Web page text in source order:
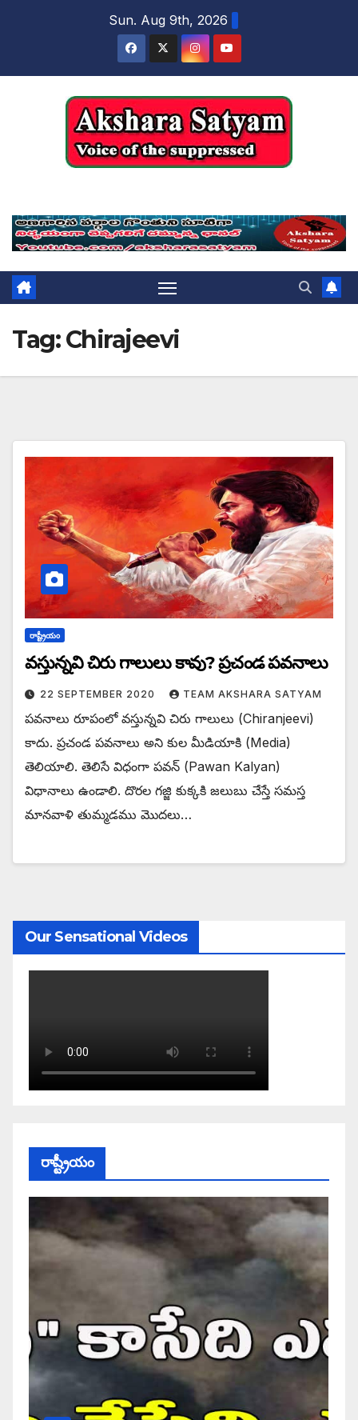
Sun. Aug 9th, 2026
Tag:Chirajeevi
రాష్ట్రీయం
వస్తున్నవి చిరు గాలులు కావు? ప్రచండ పవనాలు
22 SEPTEMBER 2020 TEAM AKSHARA SATYAM
పవనాలు రూపంలో వస్తున్నవి చిరు గాలులు (Chiranjeevi)
కాదు. ప్రచండ పవనాలు అని కుల మీడియాకి (Media)
తెలియాలి. తెలిసే విధంగా పవన్ (Pawan Kalyan)
విధానాలు ఉండాలి. దొరల గజ్జి కుక్కకి జలుబు చేస్తే సమస్త
మానవాళి తుమ్మడము మొదలు…
Our Sensational Videos
రాష్ట్రీయం